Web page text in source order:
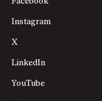
Instagram
X
LinkedIn
YouTube